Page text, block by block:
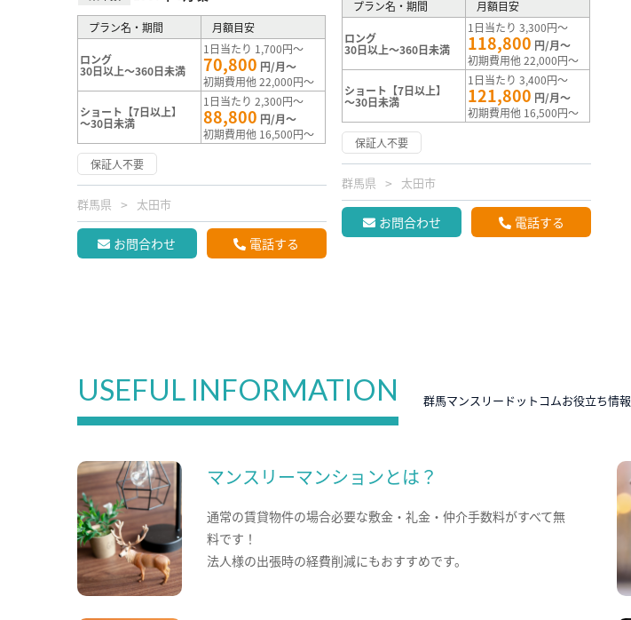
プラン名・期間 月額目安
ロング
30日以上～360日未満
1日当たり 1,700円～
70,800 円/月～
初期費用他 22,000円～
ショート【7日以上】
～30日未満
1日当たり 2,300円～
88,800 円/月～
初期費用他 16,500円～
保証人不要
群馬県 太田市
お問合わせ 電話する
プラン名・期間 月額目安
ロング
30日以上～360日未満
1日当たり 3,300円～
118,800 円/月～
初期費用他 22,000円～
ショート【7日以上】
～30日未満
1日当たり 3,400円～
121,800 円/月～
初期費用他 16,500円～
保証人不要
群馬県 太田市
お問合わせ 電話する
USEFUL INFORMATION 群馬マンスリードットコムお役立ち情報
マンスリーマンションとは？
通常の賃貸物件の場合必要な敷金・礼金・仲介手数料がすべて無
料です！
法人様の出張時の経費削減にもおすすめです。